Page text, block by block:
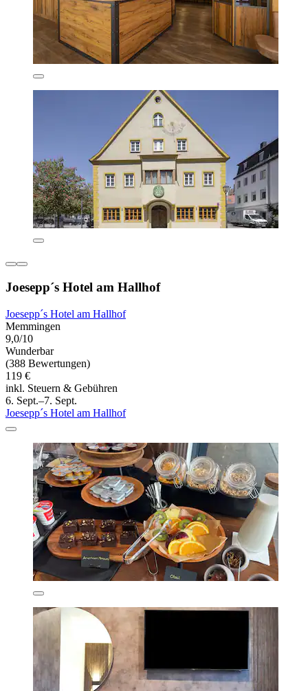
Joesepp´s Hotel am Hallhof
Joesepp´s Hotel am Hallhof
Memmingen
9,0/10
Wunderbar
(388 Bewertungen)
119 €
inkl. Steuern & Gebühren
6. Sept.–7. Sept.
Joesepp´s Hotel am Hallhof